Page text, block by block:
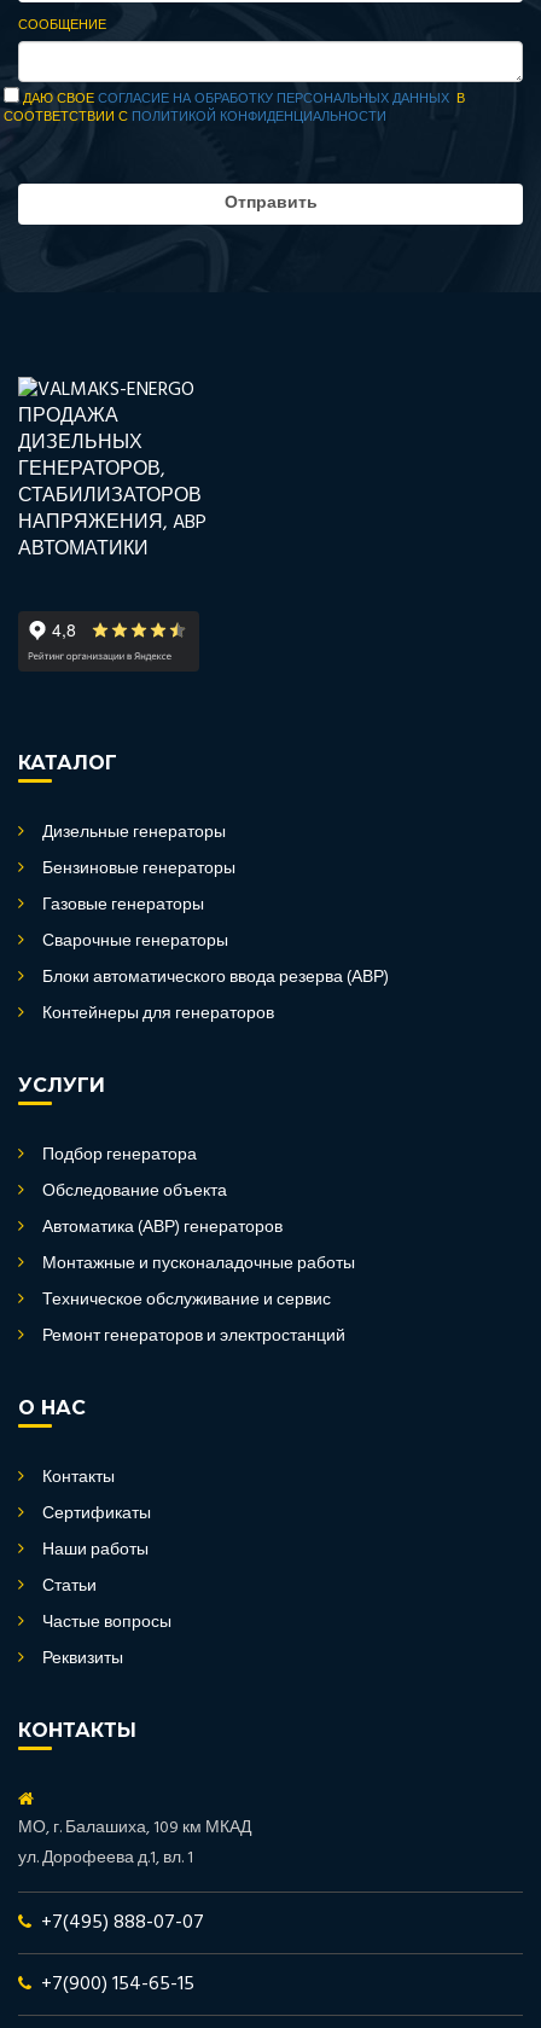
СООБЩЕНИЕ
ДАЮ СВОЕСОГЛАСИЕ НА ОБРАБОТКУ ПЕРСОНАЛЬНЫХ ДАННЫХ В
СООТВЕТСТВИИ С ПОЛИТИКОЙ КОНФИДЕНЦИАЛЬНОСТИ
КАТАЛОГ
Дизельные генераторы
Бензиновые генераторы
Газовые генераторы
Сварочные генераторы
Блоки автоматического ввода резерва (АВР)
Контейнеры для генераторов
УСЛУГИ
Подбор генератора
Обследование объекта
Автоматика (АВР) генераторов
Монтажные и пусконаладочные работы
Техническое обслуживание и сервис
Ремонт генераторов и электростанций
О НАС
Контакты
Сертификаты
Наши работы
Статьи
Частые вопросы
Реквизиты
КОНТАКТЫ
МО, г. Балашиха, 109 км МКАД
ул. Дорофеева д.1, вл. 1
+7(495) 888-07-07
+7(900) 154-65-15